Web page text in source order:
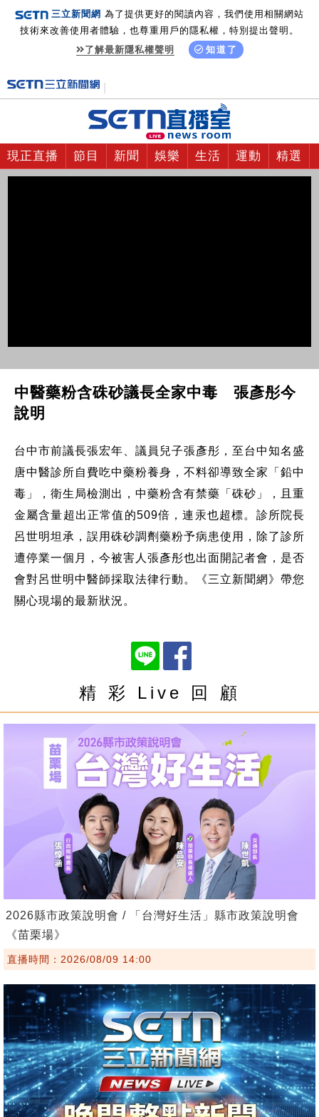
三立新聞網 為了提供更好的閱讀內容，我們使用相關網站
技術來改善使用者體驗，也尊重用戶的隱私權，特別提出聲明。
了解最新隱私權聲明
知道了
現正直播 節目 新聞 娛樂 生活 運動 精選
中醫藥粉含硃砂議長全家中毒 張彥彤今
說明
台中市前議長張宏年、議員兒子張彥彤，至台中知名盛
唐中醫診所自費吃中藥粉養身，不料卻導致全家「鉛中
毒」，衛生局檢測出，中藥粉含有禁藥「硃砂」，且重
金屬含量超出正常值的509倍，連汞也超標。診所院長
呂世明坦承，誤用硃砂調劑藥粉予病患使用，除了診所
遭停業一個月，今被害人張彥彤也出面開記者會，是否
會對呂世明中醫師採取法律行動。《三立新聞網》帶您
關心現場的最新狀況。
精 彩 Live 回 顧
2026縣市政策說明會 / 「台灣好生活」縣市政策說明會
《苗栗場》
直播時間：2026/08/09 14:00